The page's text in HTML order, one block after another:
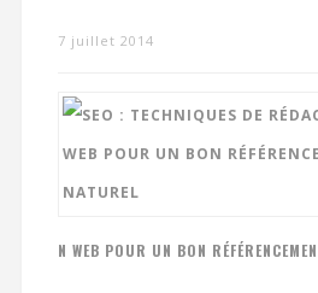
7 juillet 2014
N WEB POUR UN BON